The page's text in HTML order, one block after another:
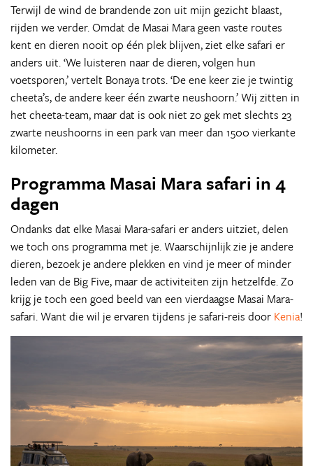
Terwijl de wind de brandende zon uit mijn gezicht blaast,
rijden we verder. Omdat de Masai Mara geen vaste routes
kent en dieren nooit op één plek blijven, ziet elke safari er
anders uit. ‘We luisteren naar de dieren, volgen hun
voetsporen,’ vertelt Bonaya trots. ‘De ene keer zie je twintig
cheeta’s, de andere keer één zwarte neushoorn.’ Wij zitten in
het cheeta-team, maar dat is ook niet zo gek met slechts 23
zwarte neushoorns in een park van meer dan 1500 vierkante
kilometer.
Programma Masai Mara safari in 4
dagen
Ondanks dat elke Masai Mara-safari er anders uitziet, delen
we toch ons programma met je. Waarschijnlijk zie je andere
dieren, bezoek je andere plekken en vind je meer of minder
leden van de Big Five, maar de activiteiten zijn hetzelfde. Zo
krijg je toch een goed beeld van een vierdaagse Masai Mara-
safari. Want die wil je ervaren tijdens je safari-reis door Kenia!